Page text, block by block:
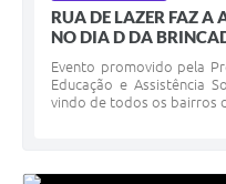
RUA DE LAZER FAZ A
NO DIA D DA
Evento promovido pela
Educação e Assistência
vindo de todos os bairros